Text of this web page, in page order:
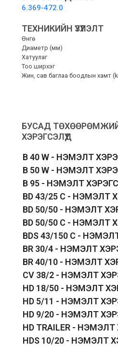
-
дэр
quantity
6.369-472.0
ТЕХНИКИЙН ҮЗҮҮЛЭЛТ
Өнгө
Диаметр (мм)
Хатуулаг
Тоо ширхэг
Жин, сав баглаа боодлын хамт
БУСАД
ХЭРЭГСЭЛҮҮД
B 40 W - НЭМЭЛТ
B 50 W - НЭМЭЛТ
B 95 - НЭМЭЛТ
BD 43/25 C - НЭМЭЛТ
BD 50/50 - НЭМЭЛТ
BD 50/50 C - НЭМЭЛТ
BDS 43/150 C -
BR 30/4 - НЭМЭЛТ
BR 40/10 - НЭМЭЛТ
CV 38/2 - НЭМЭЛТ
HD 18/50 - НЭМЭЛТ
HD 5/11 - НЭМЭЛТ
HD 9/20 - НЭМЭЛТ
HD TRAILER -
HDS 10/20 - НЭМЭЛТ